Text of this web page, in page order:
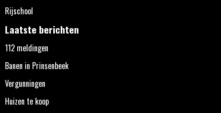
Rijschool
Laatste berichten
112 meldingen
Banen in Prinsenbeek
Vergunningen
Huizen te koop